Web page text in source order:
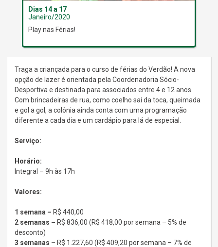
Dias 14 a 17
Janeiro/2020
Play nas Férias!
Traga a criançada para o curso de férias do Verdão! A nova
opção de lazer é orientada pela Coordenadoria Sócio-
Desportiva e destinada para associados entre 4 e 12 anos.
Com brincadeiras de rua, como coelho sai da toca, queimada
e gol a gol, a colônia ainda conta com uma programação
diferente a cada dia e um cardápio para lá de especial.
Serviço:
Horário:
Integral – 9h às 17h
Valores:
1 semana – R$ 440,00
2 semanas – R$ 836,00 (R$ 418,00 por semana – 5% de
desconto)
3 semanas – R$ 1.227,60 (R$ 409,20 por semana – 7% de